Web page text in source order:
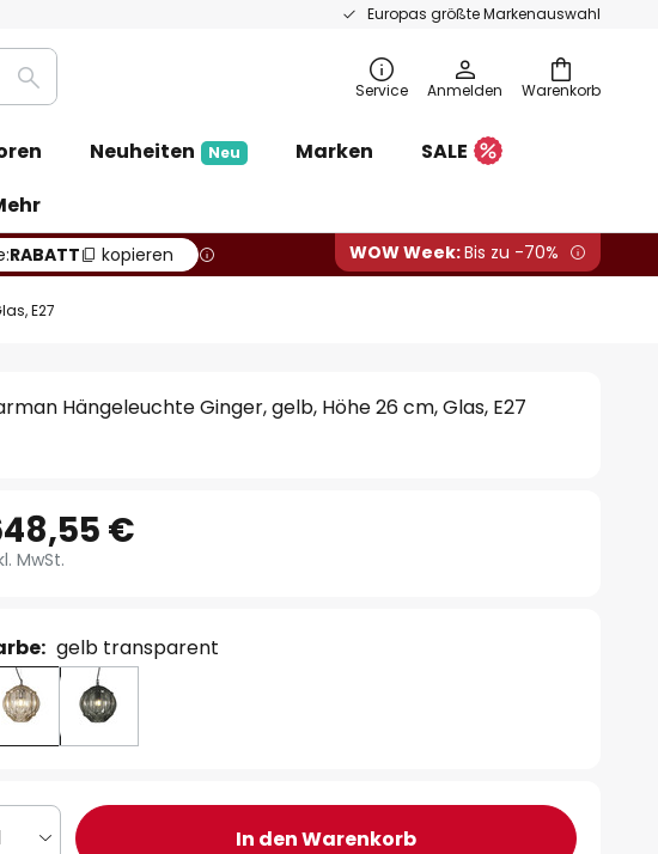
Europas größte Markenauswahl
Warenkorb
Suche Service Anmelden
Neuheiten Neu Marken
SALE
RABATT kopieren WOW Week:Bis zu -70%
E27
Hängeleuchte Ginger, gelb, Höhe 26 cm, Glas, E27
€
MwSt.
gelb transparent
In den Warenkorb